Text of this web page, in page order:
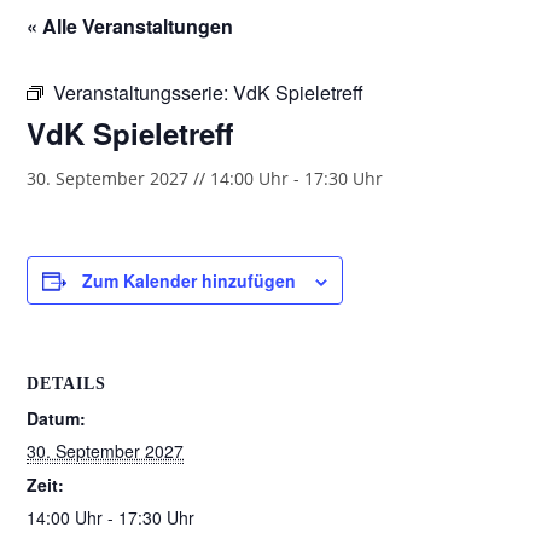
« Alle Veranstaltungen
Veranstaltungsserie:VdK Spieletreff
VdK Spieletreff
30. September 2027 // 14:00 Uhr - 17:30 Uhr
Zum Kalender hinzufügen
DETAILS
Datum:
30. September 2027
Zeit:
14:00 Uhr - 17:30 Uhr